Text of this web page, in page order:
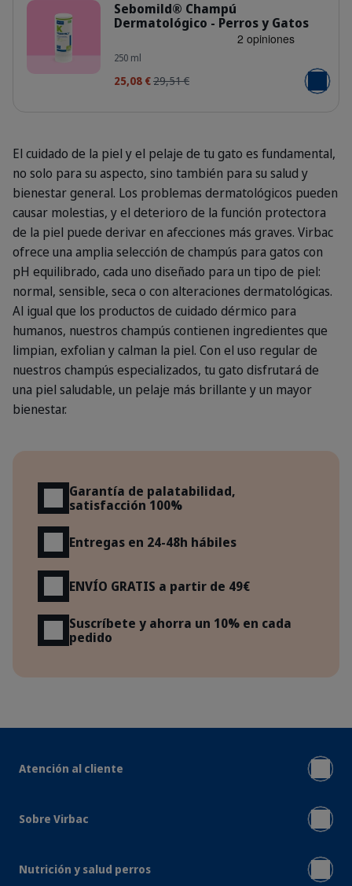
ES_SEBOMILD_VISUAL_1_2026.jpg
Sebomild® Champú
Dermatológico - Perros y Gatos
250 ml
25,08 €29,51 € Añadir
El cuidado de la piel y el pelaje de tu gato es fundamental,
no solo para su aspecto, sino también para su salud y
bienestar general. Los problemas dermatológicos pueden
causar molestias, y el deterioro de la función protectora
de la piel puede derivar en afecciones más graves. Virbac
ofrece una amplia selección de champús para gatos con
pH equilibrado, cada uno diseñado para un tipo de piel:
normal, sensible, seca o con alteraciones dermatológicas.
Al igual que los productos de cuidado dérmico para
humanos, nuestros champús contienen ingredientes que
limpian, exfolian y calman la piel. Con el uso regular de
nuestros champús especializados, tu gato disfrutará de
una piel saludable, un pelaje más brillante y un mayor
bienestar.
Garantía de palatabilidad,
satisfacción 100%
Entregas en 24-48h hábiles
ENVÍO GRATIS a partir de 49€
Suscríbete y ahorra un 10% en cada
pedido
Atención al cliente
Sobre Virbac
Nutrición y salud perros